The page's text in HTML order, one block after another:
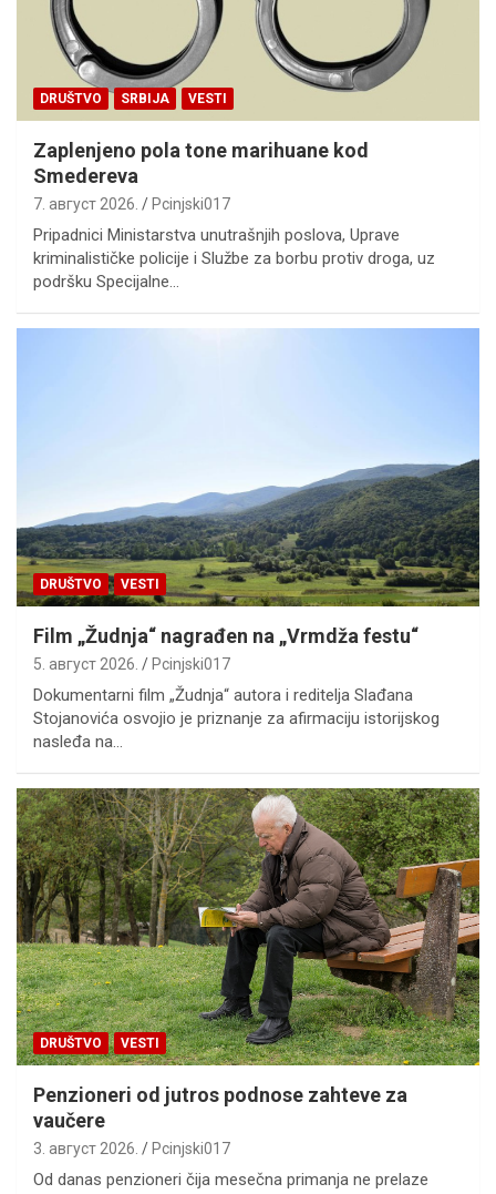
DRUŠTVO SRBIJA VESTI
Zaplenjeno pola tone marihuane kod
Smedereva
7. август 2026. Pcinjski017
Pripadnici Ministarstva unutrašnjih poslova, Uprave
kriminalističke policije i Službe za borbu protiv droga, uz
podršku Specijalne…
DRUŠTVO VESTI
Film „Žudnja“ nagrađen na „Vrmdža festu“
5. август 2026. Pcinjski017
Dokumentarni film „Žudnja“ autora i reditelja Slađana
Stojanovića osvojio je priznanje za afirmaciju istorijskog
nasleđa na…
DRUŠTVO VESTI
Penzioneri od jutros podnose zahteve za
vaučere
3. август 2026. Pcinjski017
Od danas penzioneri čija mesečna primanja ne prelaze